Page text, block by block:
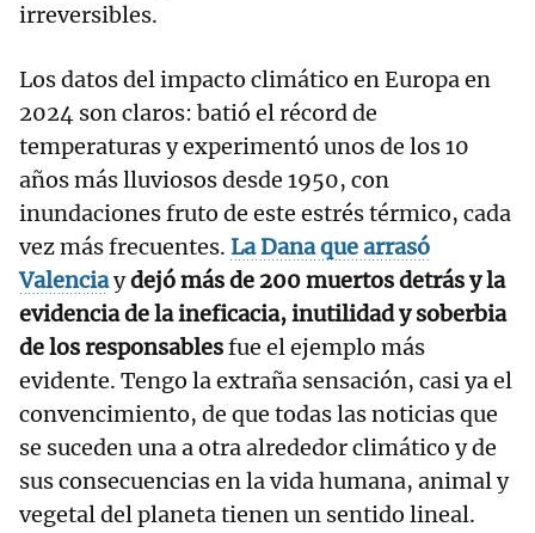
irreversibles.
Los datos del impacto climático en Europa en
2024 son claros: batió el récord de
temperaturas y experimentó unos de los 10
años más lluviosos desde 1950, con
inundaciones fruto de este estrés térmico, cada
vez más frecuentes. La Dana que arrasó
Valenciaydejó más de 200 muertos detrás y la
evidencia de la ineficacia, inutilidad y soberbia
de los responsablesfue el ejemplo más
evidente. Tengo la extraña sensación, casi ya el
convencimiento, de que todas las noticias que
se suceden una a otra alrededor climático y de
sus consecuencias en la vida humana, animal y
vegetal del planeta tienen un sentido lineal.